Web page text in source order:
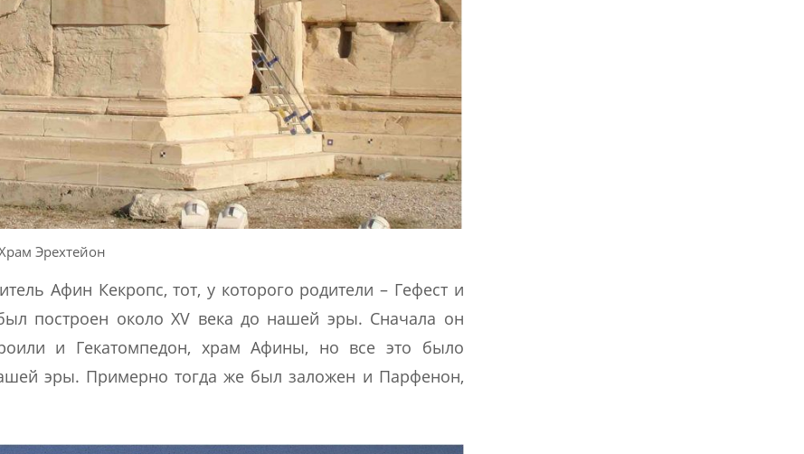
Эрехтейон
Афин Кекропс, тот, у которого родители – Гефест и
построен около XV века до нашей эры. Сначала он
и Гекатомпедон, храм Афины, но все это было
эры. Примерно тогда же был заложен и Парфенон,